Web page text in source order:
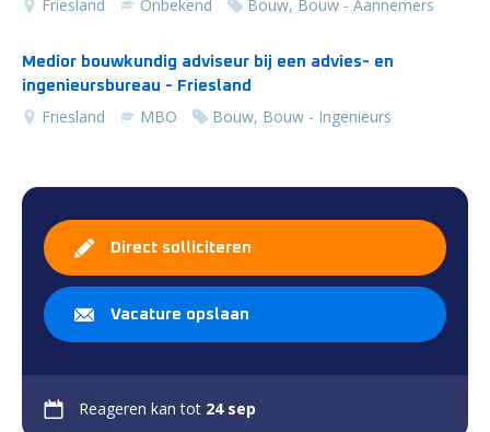
Friesland Onbekend Bouw, Bouw - Aannemers
Medior bouwkundig adviseur bij een advies- en
ingenieursbureau - Friesland
Friesland MBO Bouw, Bouw - Ingenieurs
Direct solliciteren
Vacature opslaan
Reageren kan tot 24 sep